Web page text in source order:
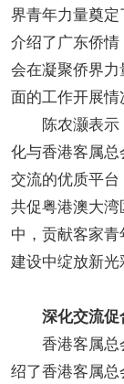
界青年力量奠
介绍了广东侨
会在凝聚侨界
面的工作开展情
陈农灏表示
化与香港客属
交流的优质平
共促粤港澳大
中，贡献客家
建设中绽放新光
深化交流促
香港客属总
绍了香港客属